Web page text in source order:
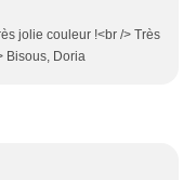
jolie couleur !<br /> Très
Bisous, Doria